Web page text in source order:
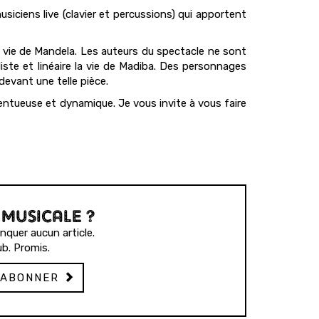
live (clavier et percussions) qui apportent
de Mandela. Les auteurs du spectacle ne sont
et linéaire la vie de Madiba. Des personnages
une telle pièce.
et dynamique. Je vous invite à vous faire
?
aucun article.
Promis.